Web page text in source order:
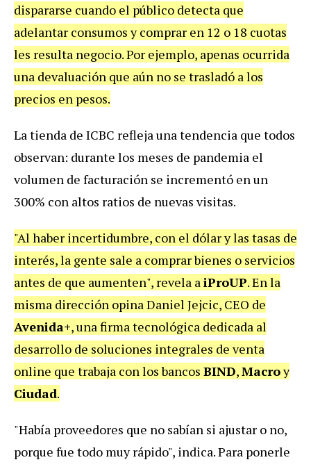
dispararse cuando el público detecta que
adelantar consumos y comprar en 12 o 18 cuotas
les resulta negocio. Por ejemplo, apenas ocurrida
una devaluación que aún no se trasladó a los
precios en pesos.
La tienda de ICBC refleja una tendencia que todos
observan: durante los meses de pandemia el
volumen de facturación se incrementó en un
300% con altos ratios de nuevas visitas.
"Al haber incertidumbre, con el dólar y las tasas de
interés, la gente sale a comprar bienes o servicios
antes de que aumenten", revela aiProUP. En la
misma dirección opina Daniel Jejcic, CEO de
Avenida+, una firma tecnológica dedicada al
desarrollo de soluciones integrales de venta
online que trabaja con los bancos BIND,Macroy
Ciudad.
"Había proveedores que no sabían si ajustar o no,
porque fue todo muy rápido", indica. Para ponerle